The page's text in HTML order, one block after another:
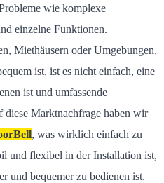
wie komplexe
einzelne Funktionen.
Miethäusern oder Umgebungen,
ist, ist es nicht einfach, eine
ist und umfassende
Marktnachfrage haben wir
, was wirklich einfach zu
und flexibel in der Installation ist,
und bequemer zu bedienen ist.